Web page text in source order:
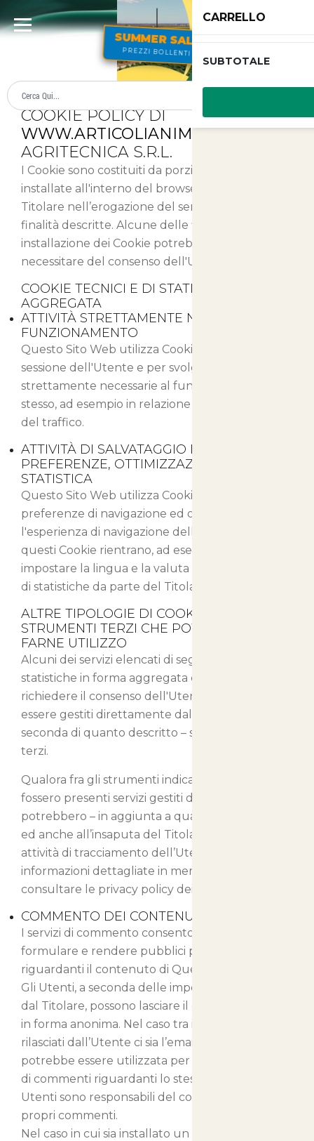
SUMMER SALE
PREZZI BOLLENTI
Cookies
COOKIE POLICY DI
WWW.ARTICOLIANIMALI.NET-
AGRITECNICA S.R.L.
I Cookie sono costituiti da porzioni di codice
installate all'interno del browser che assistono il
Titolare nell’erogazione del servizio in base alle
finalità descritte. Alcune delle finalità di
installazione dei Cookie potrebbero, inoltre,
necessitare del consenso dell'Utente.
COOKIE TECNICI E DI STATISTICA
AGGREGATA
ATTIVITÀ STRETTAMENTE NECESSARIE AL
FUNZIONAMENTO
Questo Sito Web utilizza Cookie per salvare la
sessione dell'Utente e per svolgere altre attività
strettamente necessarie al funzionamento dello
stesso, ad esempio in relazione alla distribuzione
del traffico.
ATTIVITÀ DI SALVATAGGIO DELLE
PREFERENZE, OTTIMIZZAZIONE E
STATISTICA
Questo Sito Web utilizza Cookie per salvare le
preferenze di navigazione ed ottimizzare
l'esperienza di navigazione dell'Utente. Fra
questi Cookie rientrano, ad esempio, quelli per
impostare la lingua e la valuta o per la gestione
di statistiche da parte del Titolare del sito.
ALTRE TIPOLOGIE DI COOKIE O
STRUMENTI TERZI CHE POTREBBERO
FARNE UTILIZZO
Alcuni dei servizi elencati di seguito raccolgono
statistiche in forma aggregata e potrebbero non
richiedere il consenso dell'Utente o potrebbero
essere gestiti direttamente dal Titolare – a
seconda di quanto descritto – senza l'ausilio di
terzi.
Qualora fra gli strumenti indicati in seguito
fossero presenti servizi gestiti da terzi, questi
potrebbero – in aggiunta a quanto specificato
ed anche all’insaputa del Titolare – compiere
attività di tracciamento dell’Utente. Per
informazioni dettagliate in merito, si consiglia di
consultare le privacy policy dei servizi elencati.
COMMENTO DEI CONTENUTI
I servizi di commento consentono agli Utenti di
formulare e rendere pubblici propri commenti
riguardanti il contenuto di Questo Sito Web.
Gli Utenti, a seconda delle impostazioni decise
dal Titolare, possono lasciare il commento anche
in forma anonima. Nel caso tra i Dati Personali
rilasciati dall’Utente ci sia l’email, questa
potrebbe essere utilizzata per inviare notifiche
di commenti riguardanti lo stesso contenuto. Gli
Utenti sono responsabili del contenuto dei
propri commenti.
Nel caso in cui sia installato un servizio di
CARRELLO
SUBTOTALE